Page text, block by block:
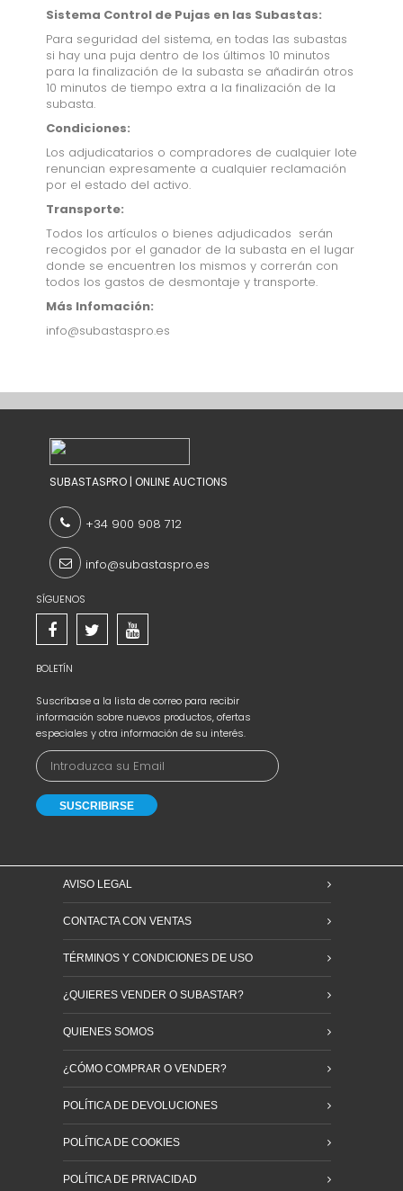
Sistema Control de Pujas en las Subastas:
Para seguridad del sistema, en todas las subastas
si hay una puja dentro de los últimos 10 minutos
para la finalización de la subasta se añadirán otros
10 minutos de tiempo extra a la finalización de la
subasta.
Condiciones:
Los adjudicatarios o compradores de cualquier lote
renuncian expresamente a cualquier reclamación
por el estado del activo.
Transporte:
Todos los artículos o bienes adjudicados serán
recogidos por el ganador de la subasta en el lugar
donde se encuentren los mismos y correrán con
todos los gastos de desmontaje y transporte.
Más Infomación:
info@subastaspro.es
SUBASTASPRO | ONLINE AUCTIONS
+34 900 908 712
info@subastaspro.es
SÍGUENOS
BOLETÍN
Suscríbase a la lista de correo para recibir
información sobre nuevos productos, ofertas
especiales y otra información de su interés.
AVISO LEGAL
CONTACTA CON VENTAS
TÉRMINOS Y CONDICIONES DE USO
¿QUIERES VENDER O SUBASTAR?
QUIENES SOMOS
¿CÓMO COMPRAR O VENDER?
POLÍTICA DE DEVOLUCIONES
POLÍTICA DE COOKIES
POLÍTICA DE PRIVACIDAD